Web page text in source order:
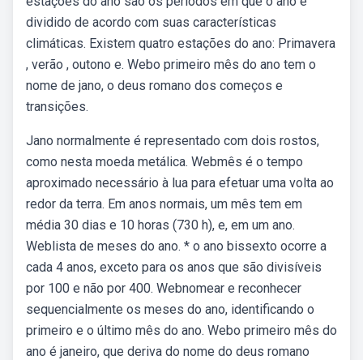
dividido de acordo com suas características
climáticas. Existem quatro estações do ano: Primavera
, verão , outono e. Webo primeiro mês do ano tem o
nome de jano, o deus romano dos começos e
transições.
Jano normalmente é representado com dois rostos,
como nesta moeda metálica. Webmês é o tempo
aproximado necessário à lua para efetuar uma volta ao
redor da terra. Em anos normais, um mês tem em
média 30 dias e 10 horas (730 h), e, em um ano.
Weblista de meses do ano. * o ano bissexto ocorre a
cada 4 anos, exceto para os anos que são divisíveis
por 100 e não por 400. Webnomear e reconhecer
sequencialmente os meses do ano, identificando o
primeiro e o último mês do ano. Webo primeiro mês do
ano é janeiro, que deriva do nome do deus romano